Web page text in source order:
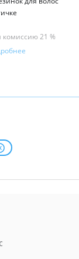
комиссию 21 %